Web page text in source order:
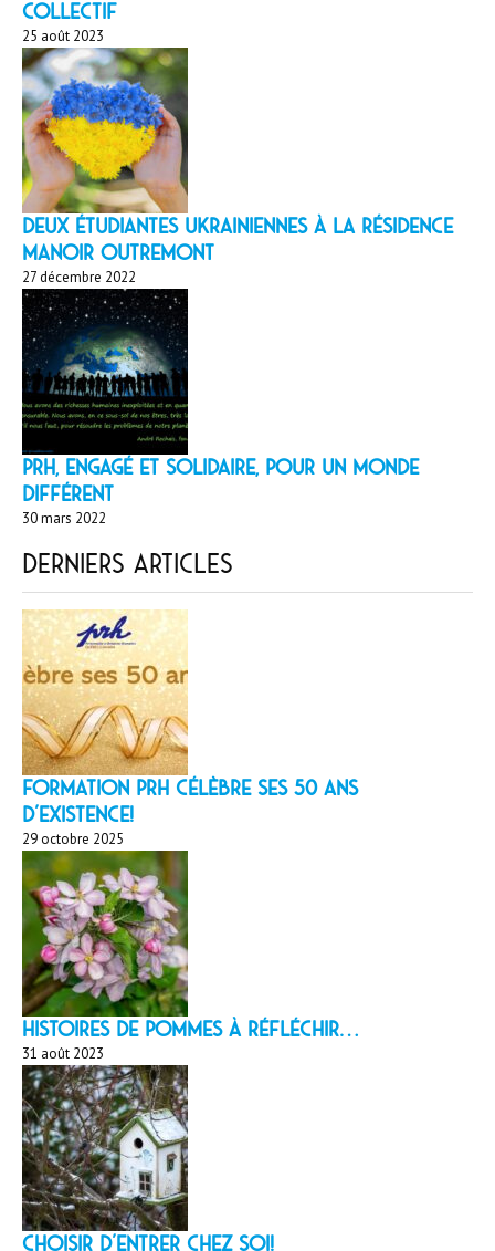
collectif
25 août 2023
Deux étudiantes ukrainiennes à la résidence
Manoir Outremont
27 décembre 2022
PRH, engagé et solidaire, pour un monde
différent
30 mars 2022
Derniers articles
Formation PRH célèbre ses 50 ans
d’existence!
29 octobre 2025
HISTOIRES DE POMMES À réfléchir…
31 août 2023
Choisir d'entrer chez soi!